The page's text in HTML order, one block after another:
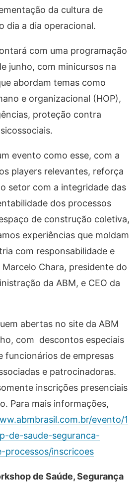
da cultura de
dia a dia operacional.
com uma programação
junho, com minicursos na
abordam temas como
e organizacional (HOP),
proteção contra
evento como esse, com a
players relevantes, reforça
setor com a integridade das
dos processos
de construção coletiva,
experiências que moldam
com responsabilidade e
Marcelo Chara, presidente do
da ABM, e CEO da
abertas no site da ABM
com descontos especiais
funcionários de empresas
e patrocinadoras.
inscrições presenciais
Para mais informações,
evento/1
de-saude-seguranca-
processos/inscricoes
de Saúde, Segurança